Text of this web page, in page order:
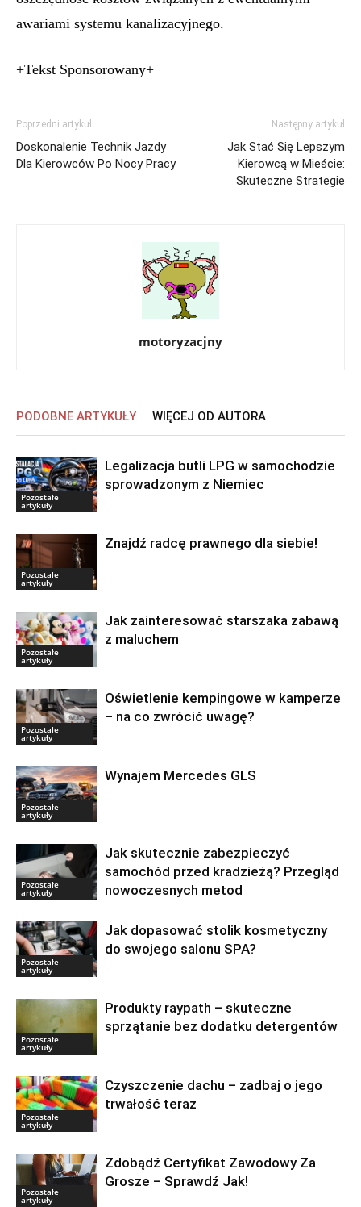
awariami systemu kanalizacyjnego.
+Tekst Sponsorowany+
Poprzedni artykuł
Doskonalenie Technik Jazdy
Dla Kierowców Po Nocy Pracy
Następny artykuł
Jak Stać Się Lepszym
Kierowcą w Mieście:
Skuteczne Strategie
motoryzacjny
PODOBNE ARTYKUŁY WIĘCEJ OD AUTORA
Pozostałe
artykuły
Legalizacja butli LPG w samochodzie
sprowadzonym z Niemiec
Pozostałe
artykuły
Znajdź radcę prawnego dla siebie!
Pozostałe
artykuły
Jak zainteresować starszaka zabawą
z maluchem
Pozostałe
artykuły
Oświetlenie kempingowe w kamperze
– na co zwrócić uwagę?
Pozostałe
artykuły
Wynajem Mercedes GLS
Pozostałe
artykuły
Jak skutecznie zabezpieczyć
samochód przed kradzieżą? Przegląd
nowoczesnych metod
Pozostałe
artykuły
Jak dopasować stolik kosmetyczny
do swojego salonu SPA?
Pozostałe
artykuły
Produkty raypath – skuteczne
sprzątanie bez dodatku detergentów
Pozostałe
artykuły
Czyszczenie dachu – zadbaj o jego
trwałość teraz
Pozostałe
artykuły
Zdobądź Certyfikat Zawodowy Za
Grosze – Sprawdź Jak!